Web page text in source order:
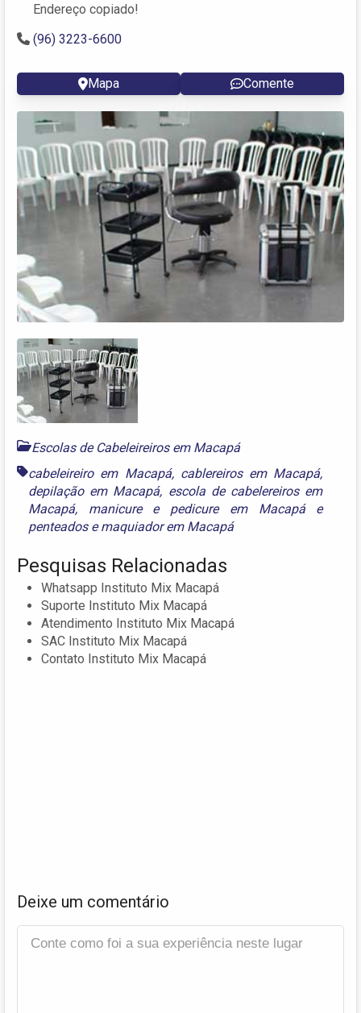
Endereço copiado!
(96) 3223-6600
Mapa Comente
Escolas de Cabeleireiros em Macapá
cabeleireiro em Macapá, cablereiros em Macapá,
depilação em Macapá, escola de cabelereiros em
Macapá, manicure e pedicure em Macapáe
penteados e maquiador em Macapá
Pesquisas Relacionadas
Whatsapp Instituto Mix Macapá
Suporte Instituto Mix Macapá
Atendimento Instituto Mix Macapá
SAC Instituto Mix Macapá
Contato Instituto Mix Macapá
Deixe um comentário